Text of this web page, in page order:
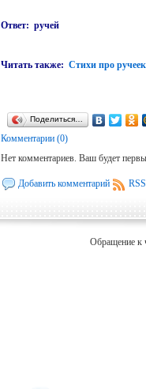
Ответ: ручей
Читать также: Стихи про ручеек
Поделиться…
Комментарии (0)
Нет комментариев. Ваш будет
Добавить комментарий
Обращение к